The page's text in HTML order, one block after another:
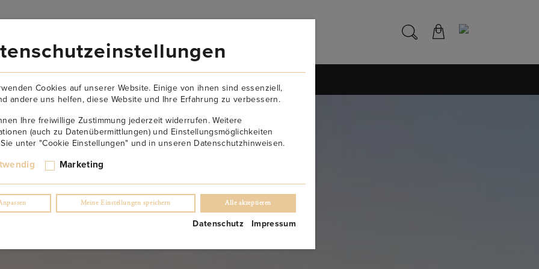
&
&
&
&
&
Cookies auf unserer Website. Einige von ihnen sind essenziell,
andere uns helfen, diese Website und Ihre Erfahrung zu verbessern.
Ihre freiwillige Zustimmung jederzeit widerrufen. Weitere
(auch zu Datenübermittlungen) und Einstellungsmöglichkeiten
unter "Cookie Einstellungen" und in unseren Datenschutzhinweisen.
Marketing
Meine Einstellungen speichern Alle akzeptieren
Datenschutz Impressum